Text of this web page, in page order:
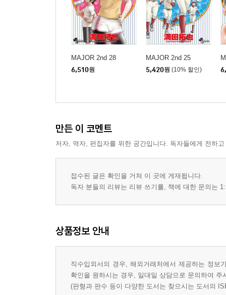
MAJOR 2nd 28
6,510원
MAJOR 2nd 25
5,420원 (10% 할인)
만든 이 코멘트
저자, 역자, 편집자를 위한 공간입니다. 독자들에게 전하
접수된 글은 확인을 거쳐 이 곳에 게재됩니다.
독자 분들의 리뷰는 리뷰 쓰기를, 책에 대한 문의는
상품정보 안내
직수입외서의 경우, 해외거래처에서 제공하는 정
확인을 원하시는 경우, 일대일 상담으로 문의하여 주
(판형과 판수 등이 다양한 도서는 찾으시는 도서의